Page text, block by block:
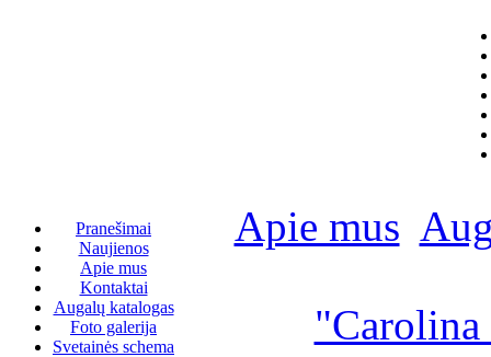
Pranešimai
Naujienos
Apie mus
Kontaktai
Augalų katalogas
Foto galerija
Svetainės schema
Apie mus